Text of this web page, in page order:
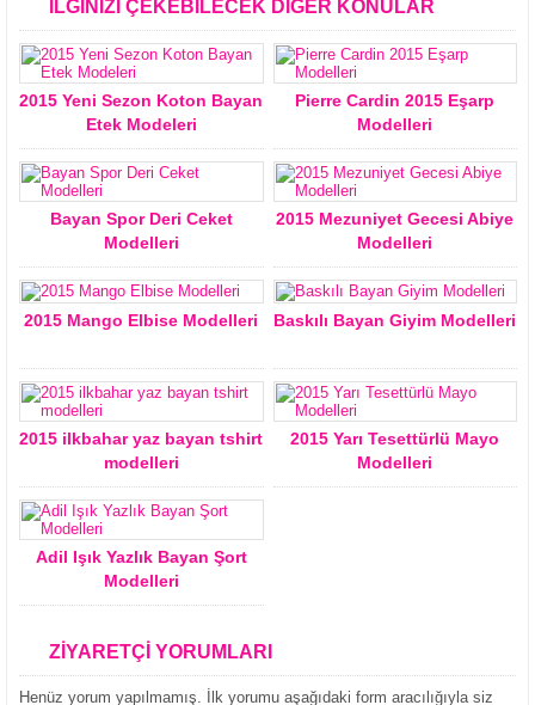
İLGİNİZİ ÇEKEBİLECEK DİĞER KONULAR
2015 Yeni Sezon Koton Bayan
Etek Modeleri
Pierre Cardin 2015 Eşarp
Modelleri
Bayan Spor Deri Ceket
Modelleri
2015 Mezuniyet Gecesi Abiye
Modelleri
2015 Mango Elbise Modelleri Baskılı Bayan Giyim Modelleri
2015 ilkbahar yaz bayan tshirt
modelleri
2015 Yarı Tesettürlü Mayo
Modelleri
Adil Işık Yazlık Bayan Şort
Modelleri
ZİYARETÇİ YORUMLARI
Henüz yorum yapılmamış. İlk yorumu aşağıdaki form aracılığıyla siz